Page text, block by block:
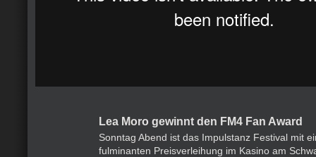
Lea Moro gewinnt den FM4 Fan Award
Sonntag Abend ist das Impulstanz Festival mit
fulminanten Preisverleihung im Kasino am